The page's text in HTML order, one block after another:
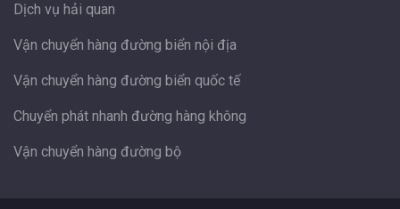
Dịch vụ hải quan
Vận chuyển hàng đường biển nội địa
Vận chuyển hàng đường biển quốc tế
Chuyển phát nhanh đường hàng không
Vận chuyển hàng đường bộ